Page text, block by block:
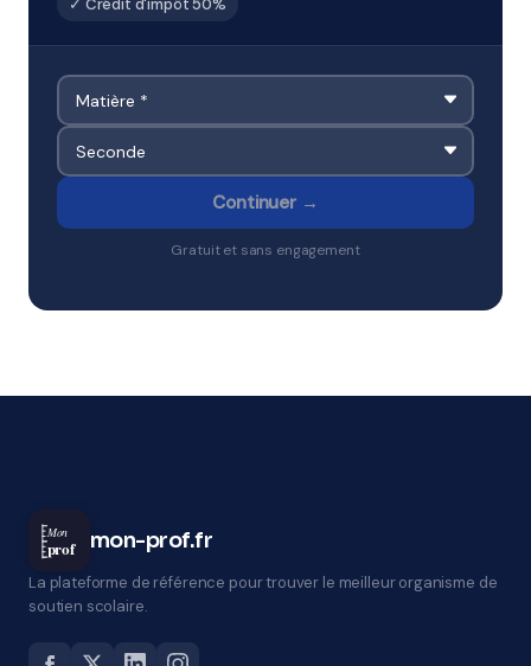
✓ Crédit d'impôt 50%
Continuer →
Gratuit et sans engagement
Mon
prof mon-prof.fr
La plateforme de référence pour trouver le meilleur organisme de
soutien scolaire.